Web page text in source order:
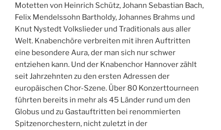
Motetten von Heinrich Schütz, Johann Sebastian Bach,
Felix Mendelssohn Bartholdy, Johannes Brahms und
Knut Nystedt Volkslieder und Traditionals aus aller
Welt. Knabenchöre verbreiten mit ihren Auftritten
eine besondere Aura, der man sich nur schwer
entziehen kann. Und der Knabenchor Hannover zählt
seit Jahrzehnten zu den ersten Adressen der
europäischen Chor-Szene. Über 80 Konzerttourneen
führten bereits in mehr als 45 Länder rund um den
Globus und zu Gastauftritten bei renommierten
Spitzenorchestern, nicht zuletzt in der